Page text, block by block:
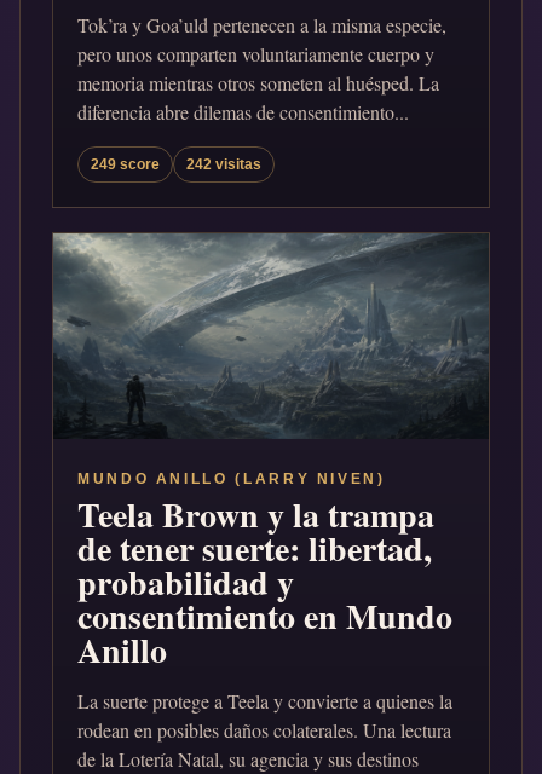
Tok’ra y Goa’uld pertenecen a la misma especie,
pero unos comparten voluntariamente cuerpo y
memoria mientras otros someten al huésped. La
diferencia abre dilemas de consentimiento...
249 score 242 visitas
MUNDO ANILLO (LARRY NIVEN)
Teela Brown y la trampa
de tener suerte: libertad,
probabilidad y
consentimiento en Mundo
Anillo
La suerte protege a Teela y convierte a quienes la
rodean en posibles daños colaterales. Una lectura
de la Lotería Natal, su agencia y sus destinos